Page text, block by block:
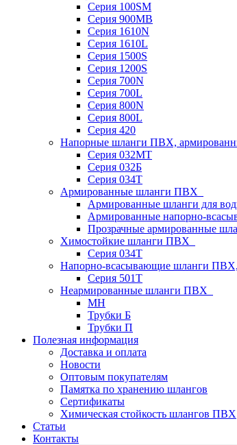
Серия 100SM
Серия 900MB
Серия 1610N
Серия 1610L
Серия 1500S
Серия 1200S
Серия 700N
Серия 700L
Серия 800N
Серия 800L
Серия 420
Напорные шланги ПВХ,
Серия 032МТ
Серия 032Б
Серия 034Т
Армированные шланги ПВХ
Армированные шланги для
Армированные напорно-
Прозрачные армированные
Химостойкие шланги ПВХ
Серия 034Т
Напорно-всасывающие шланги ПВХ,
Серия 501T
Неармированные шланги ПВХ
МН
Трубки Б
Трубки П
Полезная информация
Доставка и оплата
Новости
Оптовым покупателям
Памятка по хранению шлангов
Сертификаты
Химическая стойкость шлангов ПВХ
Статьи
Контакты